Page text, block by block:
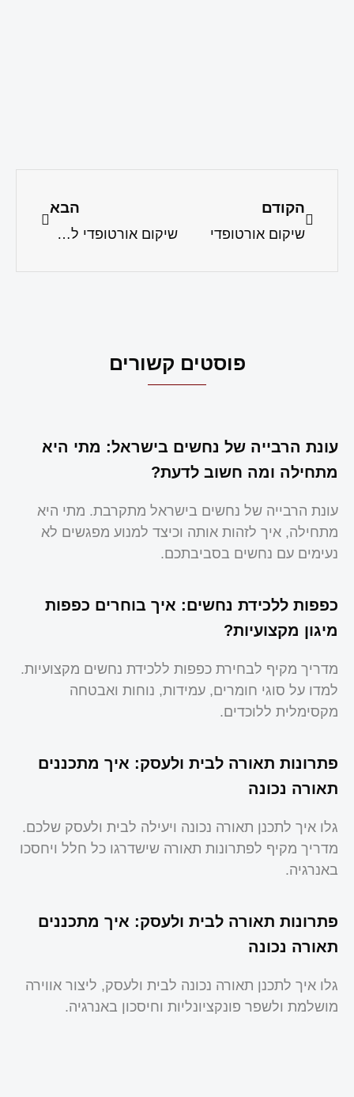
הקודם
שיקום אורטופדי
הבא
שיקום אורטופדי לאחר פציעה או ניתוח
פוסטים קשורים
עונת הרבייה של נחשים בישראל: מתי היא
מתחילה ומה חשוב לדעת?
עונת הרבייה של נחשים בישראל מתקרבת. מתי היא
מתחילה, איך לזהות אותה וכיצד למנוע מפגשים לא
נעימים עם נחשים בסביבתכם.
כפפות ללכידת נחשים: איך בוחרים כפפות
מיגון מקצועיות?
מדריך מקיף לבחירת כפפות ללכידת נחשים מקצועיות.
למדו על סוגי חומרים, עמידות, נוחות ואבטחה
מקסימלית ללוכדים.
פתרונות תאורה לבית ולעסק: איך מתכננים
תאורה נכונה
גלו איך לתכנן תאורה נכונה ויעילה לבית ולעסק שלכם.
מדריך מקיף לפתרונות תאורה שישדרגו כל חלל ויחסכו
באנרגיה.
פתרונות תאורה לבית ולעסק: איך מתכננים
תאורה נכונה
גלו איך לתכנן תאורה נכונה לבית ולעסק, ליצור אווירה
מושלמת ולשפר פונקציונליות וחיסכון באנרגיה.